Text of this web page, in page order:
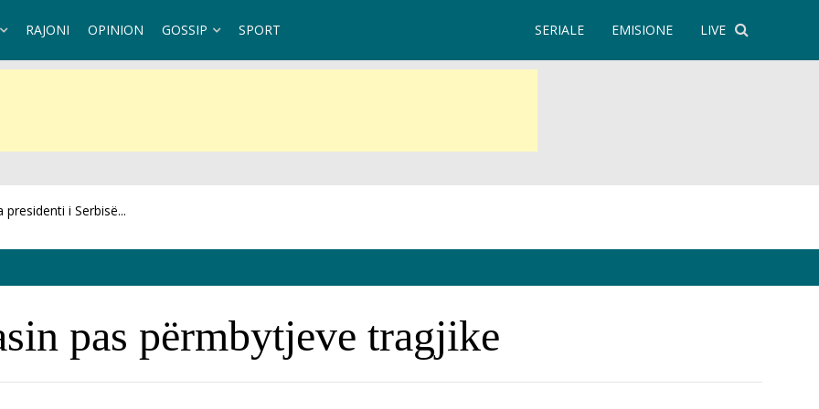
RAJONI OPINION GOSSIP SPORT LIVE
EMISIONE
SERIALE
pas përmbytjeve tragjike